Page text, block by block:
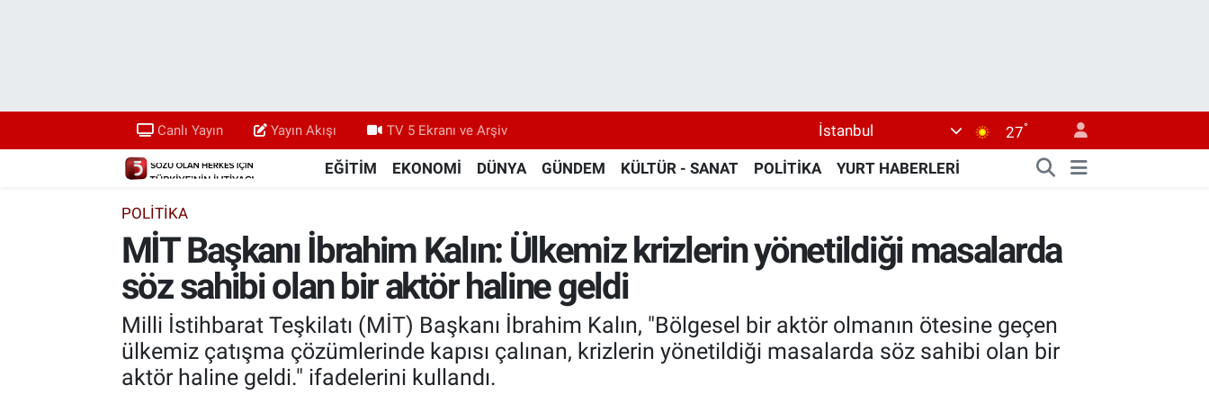
Canlı Yayın Yayın Akışı TV 5 Ekranı ve Arşiv İstanbul 27°
EĞİTİM EKONOMİ DÜNYA GÜNDEM KÜLTÜR - SANAT POLİTİKA YURT HABERLERİ
POLİTİKA
MİT Başkanı İbrahim Kalın: Ülkemiz krizlerin yönetildiği masalarda
söz sahibi olan bir aktör haline geldi
Milli İstihbarat Teşkilatı (MİT) Başkanı İbrahim Kalın, "Bölgesel bir aktör olmanın ötesine geçen
ülkemiz çatışma çözümlerinde kapısı çalınan, krizlerin yönetildiği masalarda söz sahibi olan bir
aktör haline geldi." ifadelerini kullandı.
Yayın Akışı
TV 5 Ekranı ve Arşiv